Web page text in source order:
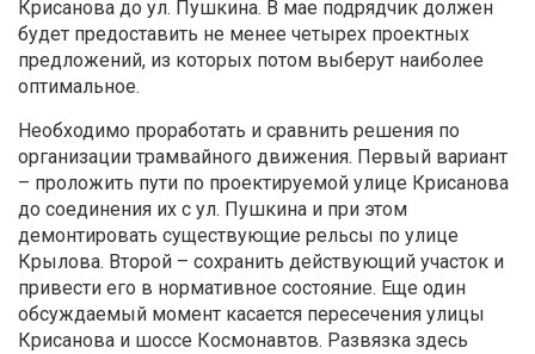
Крисанова до ул. Пушкина. В мае подрядчик должен
будет предоставить не менее четырех проектных
предложений, из которых потом выберут наиболее
оптимальное.
Необходимо проработать и сравнить решения по
организации трамвайного движения. Первый вариант
– проложить пути по проектируемой улице Крисанова
до соединения их с ул. Пушкина и при этом
демонтировать существующие рельсы по улице
Крылова. Второй – сохранить действующий участок и
привести его в нормативное состояние. Еще один
обсуждаемый момент касается пересечения улицы
Крисанова и шоссе Космонавтов. Развязка здесь